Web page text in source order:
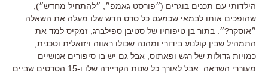
הילדותי עם תכנים בוגרים (״פורסט גאמפ״, ״להתחיל מחדש״),
שהופכים אותו לבמאי שכמעט כל סרט חדש שלו מעלה את השאלה
״אוסקר?״. בתור בן טיפוחיו של סטיבן ספילברג, זמקיס למד את
התמהיל שבין קולנוע בידורי ומהנה שכולו ראווה ויזואלית וטכנית,
כמויות גדולות של רגש ופאתוס, אבל גם יש בו סיפורים אנושיים
מעוררי השראה. אבל לאורך כל שנות הקריירה שלו ו-15 הסרטים שביים